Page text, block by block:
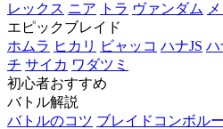
レックス ニア トラ ヴァンダム
エピックブレイド
ホムラ ヒカリ ビャッコ ハナJS ハ
チ サイカ ワダツミ
初心者おすすめ
バトル解説
バトルのコツ ブレイドコンボル